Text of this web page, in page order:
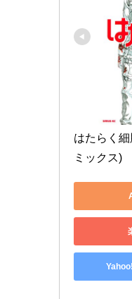
はたらく
ミックス)